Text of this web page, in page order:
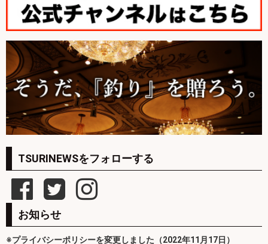
TSURINEWSをフォローする
お知らせ
※プライバシーポリシーを変更しました（2022年11月17日）